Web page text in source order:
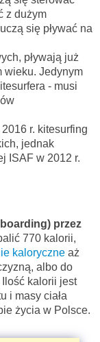
z dużym
się pływać na
pływają już
wieku. Jedynym
- musi
r. kitesurfing
jednak
ISAF w 2012 r.
przez
770 kalorii,
kaloryczne aż
albo do
kalorii jest
i masy ciała
życia w Polsce.